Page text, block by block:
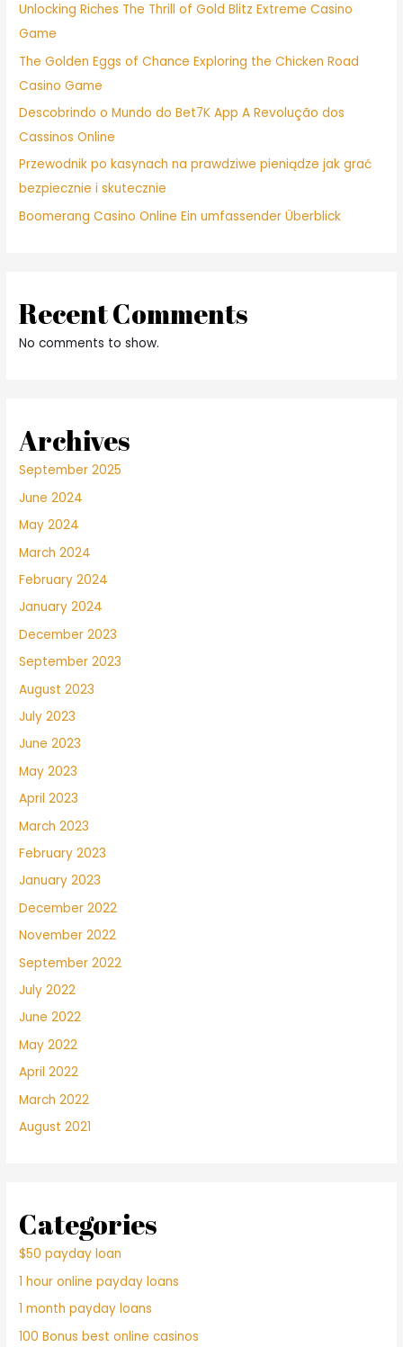
Unlocking Riches The Thrill of Gold Blitz Extreme Casino
Game
The Golden Eggs of Chance Exploring the Chicken Road
Casino Game
Descobrindo o Mundo do Bet7K App A Revolução dos
Cassinos Online
Przewodnik po kasynach na prawdziwe pieniądze jak grać
bezpiecznie i skutecznie
Boomerang Casino Online Ein umfassender Überblick
Recent Comments
No comments to show.
Archives
September 2025
June 2024
May 2024
March 2024
February 2024
January 2024
December 2023
September 2023
August 2023
July 2023
June 2023
May 2023
April 2023
March 2023
February 2023
January 2023
December 2022
November 2022
September 2022
July 2022
June 2022
May 2022
April 2022
March 2022
August 2021
Categories
$50 payday loan
1 hour online payday loans
1 month payday loans
100 Bonus best online casinos